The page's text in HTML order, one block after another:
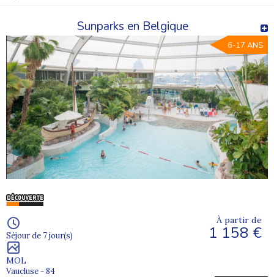
Sunparks en Belgique
6-17 ANS
Séjour de 7 jour(s)
MOL
Vaucluse - 84
À partir de
1 158 €